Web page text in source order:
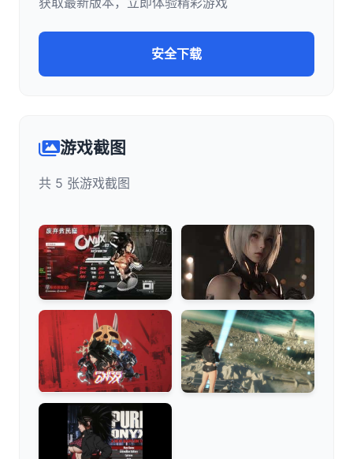
安全下载
游戏截图
共 5 张游戏截图